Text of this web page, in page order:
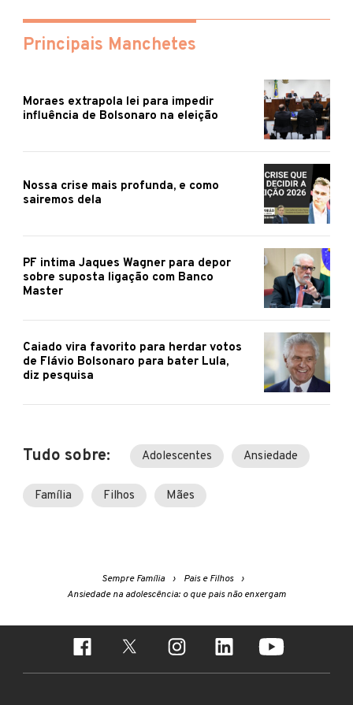
Principais Manchetes
Moraes extrapola lei para impedir
influência de Bolsonaro na eleição
Nossa crise mais profunda, e como
sairemos dela
PF intima Jaques Wagner para depor
sobre suposta ligação com Banco
Master
Caiado vira favorito para herdar votos
de Flávio Bolsonaro para bater Lula,
diz pesquisa
Tudo sobre: Adolescentes Ansiedade
Família Filhos Mães
Sempre Família
Pais e Filhos
Ansiedade na adolescência: o que pais não enxergam